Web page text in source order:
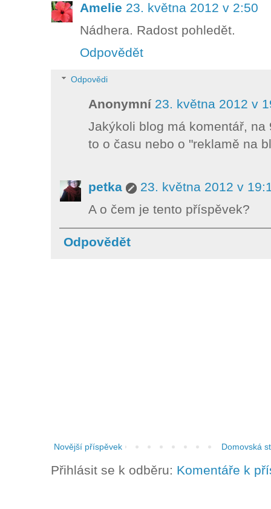
Amelie 23. května 2012 v 2:50
Nádhera. Radost pohledět.
Odpovědět
Odpovědi
Anonymní 23. května 2012 v
Jakýkoli blog má komentář,
to o času nebo o "reklamě na
petka
23. května 2012 v
A o čem je tento příspěvek?
Odpovědět
Novější příspěvek Domovská
Přihlásit se k odběru: Komentáře k